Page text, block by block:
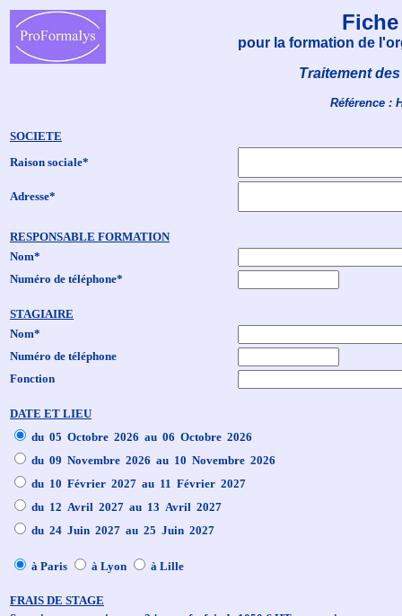
pour la formation de
Traitement
Référence :
SOCIETE
Raison sociale*
Adresse*
RESPONSABLE FORMATION
Nom*
Numéro de téléphone*
STAGIAIRE
Nom*
Numéro de téléphone
Fonction
DATE ET LIEU
du 05 Octobre 2026 au 06 Octobre 2026
du 09 Novembre 2026 au 10 Novembre 2026
du 10 Février 2027 au 11 Février 2027
du 12 Avril 2027 au 13 Avril 2027
du 24 Juin 2027 au 25 Juin 2027
à Paris à Lyon à Lille
FRAIS DE STAGE